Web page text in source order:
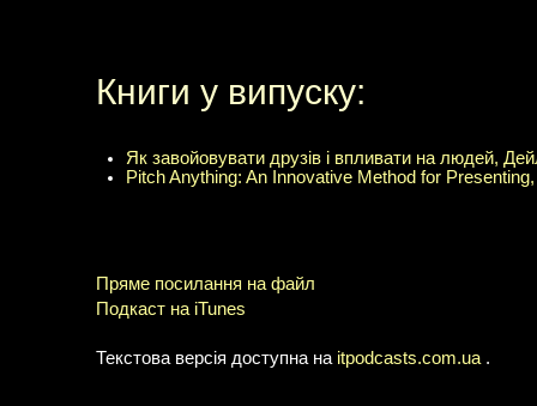
Книги у випуску:
Як завойовувати друзів і впливати на людей,
Pitch Anything: An Innovative Method for
Пряме посилання на файл
Подкаст на iTunes
Текстова версія доступна на itpodcasts.com.ua .